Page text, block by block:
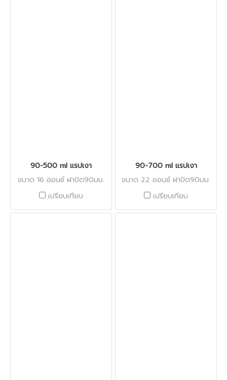
90-500 ml แรปเงา
ขนาด 16 ออนซ์ ฝาปิด90มม.
เปรียบเทียบ
90-700 ml แรปเงา
ขนาด 22 ออนซ์ ฝาปิด90มม.
เปรียบเทียบ